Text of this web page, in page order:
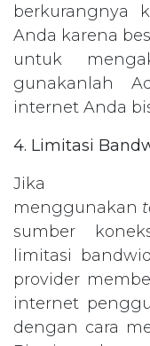
berkurangnya
Anda karena
untuk
gunakanlah
internet Anda
4. Limitasi
menggunakan
sumber
limitasi
provider
internet
dengan cara